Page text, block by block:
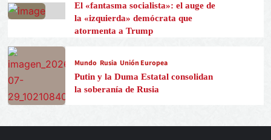
El «fantasma socialista»: el auge de
la «izquierda» demócrata que
atormenta a Trump
Mundo Rusia Unión Europea
Putin y la Duma Estatal consolidan
la soberanía de Rusia